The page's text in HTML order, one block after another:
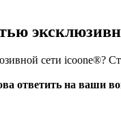
сети icoone®?
ответить на ваши